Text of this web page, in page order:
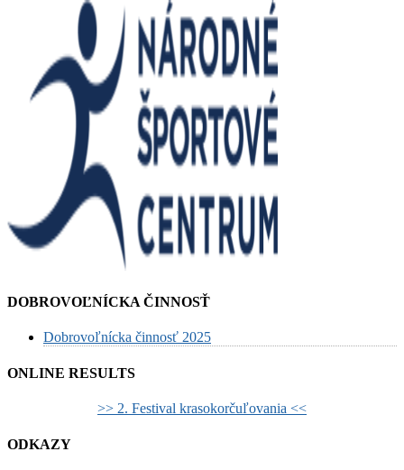
DOBROVOĽNÍCKA ČINNOSŤ
Dobrovoľnícka činnosť 2025
ONLINE RESULTS
>> 2. Festival krasokorčuľovania <<
ODKAZY